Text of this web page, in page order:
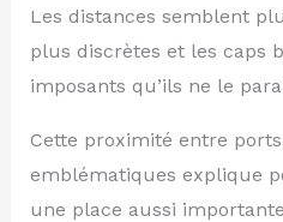
Les distances semblent
plus discrètes et les caps
imposants qu’ils ne le
Cette proximité entre
emblématiques explique
une place aussi